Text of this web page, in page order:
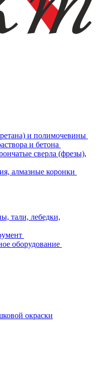
и полимочевины
и бетона
сверла (фрезы),
алмазные коронки
тали, лебедки,
оборудование
окраски